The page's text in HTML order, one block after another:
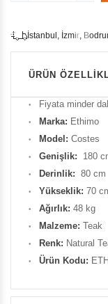
İstanbu , İzmir, Bodru
ÜRÜN
Fiyata minder
Marka: Ethimo
Model: Costes
Genişlik: 180
Derinlik: 80 cm
Yükseklik: 70
Ağırlık: 48 kg
Malzeme: Teak
Renk: Natural
Ürün Kodu: